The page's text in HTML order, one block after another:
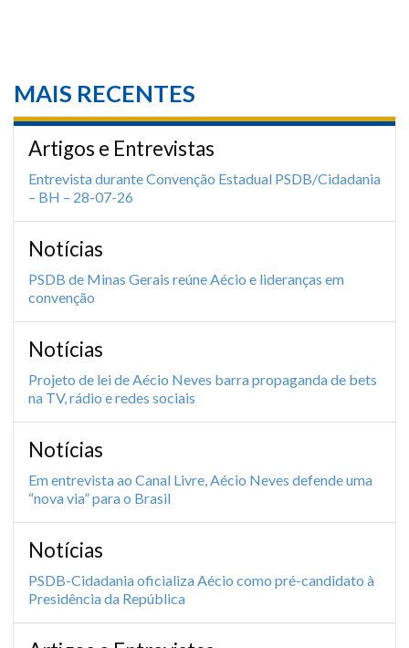
MAIS RECENTES
Artigos e Entrevistas
Entrevista durante Convenção Estadual PSDB/Cidadania
– BH – 28-07-26
Notícias
PSDB de Minas Gerais reúne Aécio e lideranças em
convenção
Notícias
Projeto de lei de Aécio Neves barra propaganda de bets
na TV, rádio e redes sociais
Notícias
Em entrevista ao Canal Livre, Aécio Neves defende uma
“nova via” para o Brasil
Notícias
PSDB-Cidadania oficializa Aécio como pré-candidato à
Presidência da República